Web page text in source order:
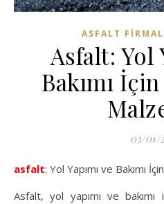
ASFALT
Asfalt: Yol
Bakımı
03/01/
asfalt: Yol Yapımı ve Bakımı
Asfalt, yol yapımı ve